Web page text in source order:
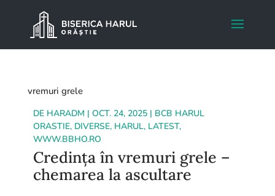
vremuri grele
DE HARADM | OCT. 24, 2025| BCB HARUL
ORASTIE, DIVERSE, HARUL, LATEST,
WWW.BBHO.RO
Credința în vremuri grele –
chemarea la ascultare